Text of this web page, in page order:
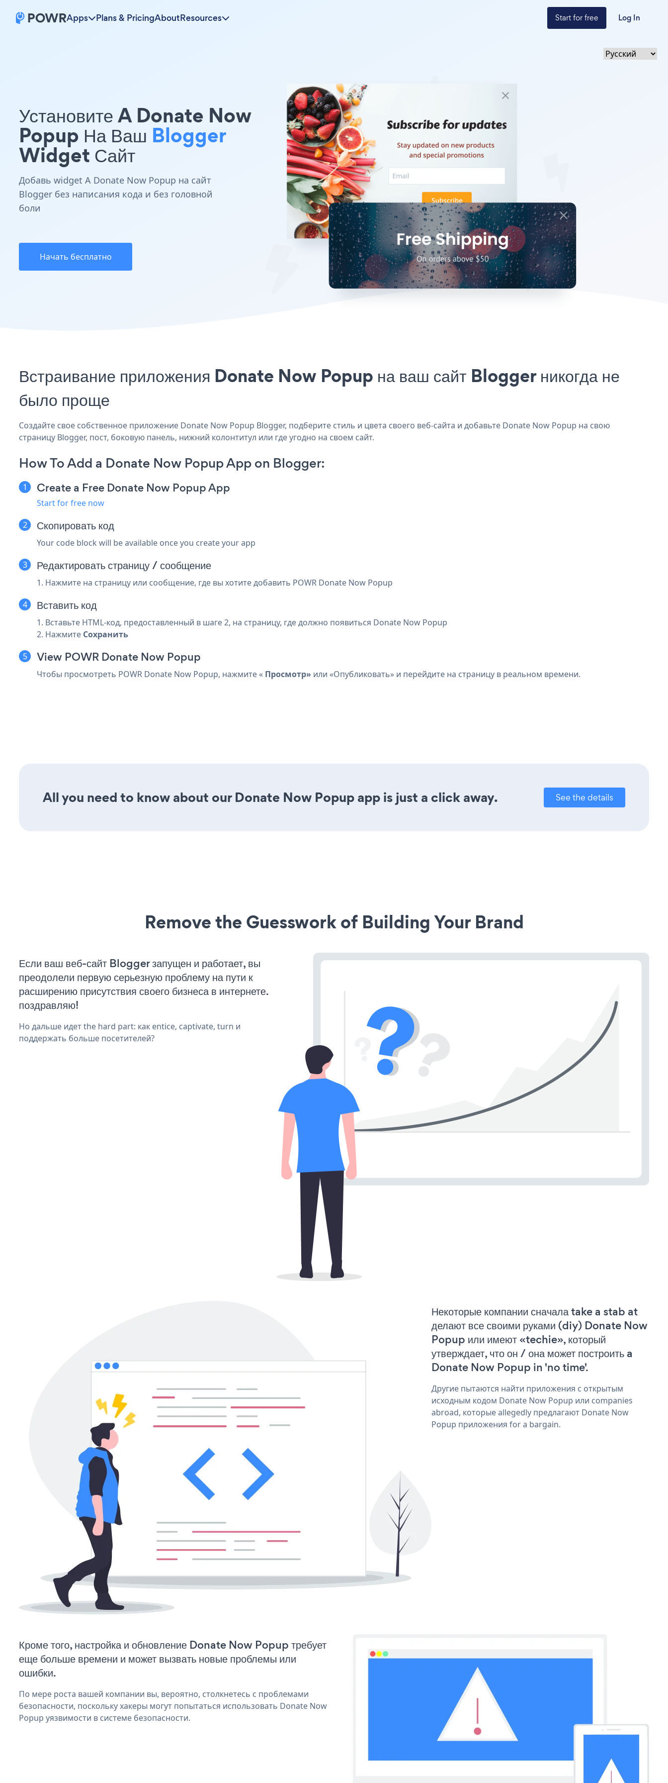
Apps Plans & PricingAboutResources Start for free Log In
Установите A Donate Now
Popup На Ваш Blogger
Widget Сайт
Добавь widget A Donate Now Popup на сайт
Blogger без написания кода и без головной
боли
Начать бесплатно
Встраивание приложения Donate Now Popup на ваш сайт Blogger никогда не
было проще
Создайте свое собственное приложение Donate Now Popup Blogger, подберите стиль и цвета своего веб-сайта и добавьте Donate Now Popup на свою
страницу Blogger, пост, боковую панель, нижний колонтитул или где угодно на своем сайт.
How To Add a Donate Now Popup App on Blogger:
Create a Free Donate Now Popup App
Start for free now
Скопировать код
Your code block will be available once you create your app
Редактировать страницу / сообщение
1. Нажмите на страницу или сообщение, где вы хотите добавить POWR Donate Now Popup
Вставить код
1. Вставьте HTML-код, предоставленный в шаге 2, на страницу, где должно появиться Donate Now Popup
2. Нажмите Сохранить
View POWR Donate Now Popup
Чтобы просмотреть POWR Donate Now Popup, нажмите « Просмотр» или «Опубликовать» и перейдите на страницу в реальном времени.
All you need to know about our Donate Now Popup app is just a click away. See the details
Remove the Guesswork of Building Your Brand
Если ваш веб-сайт Blogger запущен и работает, вы
преодолели первую серьезную проблему на пути к
расширению присутствия своего бизнеса в интернете.
поздравляю!
Но дальше идет the hard part: как entice, captivate, turn и
поддержать больше посетителей?
Некоторые компании сначала take a stab at
делают все своими руками (diy) Donate Now
Popup или имеют «techie», который
утверждает, что он / она может построить a
Donate Now Popup in 'no time'.
Другие пытаются найти приложения с открытым
исходным кодом Donate Now Popup или companies
abroad, которые allegedly предлагают Donate Now
Popup приложения for a bargain.
Кроме того, настройка и обновление Donate Now Popup требует
еще больше времени и может вызвать новые проблемы или
ошибки.
По мере роста вашей компании вы, вероятно, столкнетесь с проблемами
безопасности, поскольку хакеры могут попытаться использовать Donate Now
Popup уязвимости в системе безопасности.